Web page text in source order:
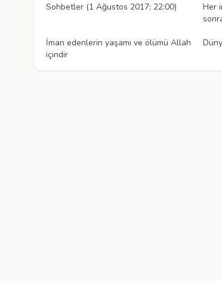
Sohbetler (1 Ağustos 2017; 22:00)
Her
İman edenlerin yaşamı ve ölümü Allah
içindir